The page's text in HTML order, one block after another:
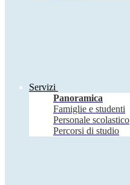
Servizi
Panoramica
Famiglie e studenti
Personale scolastico
Percorsi di studio